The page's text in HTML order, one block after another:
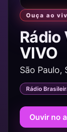
Ouça ao
Rádio
VIVO
São Paulo,
Rádio
Ouvir no